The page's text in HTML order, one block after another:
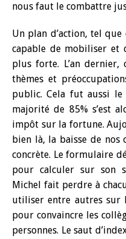
nous faut le combattre
Un plan d’action, tel que
capable de mobiliser et
plus forte. L’an dernier,
thèmes et
public. Cela fut aussi le
majorité de 85% s’est
impôt sur la fortune.
bien là, la baisse de
concrète. Le formulaire
pour calculer sur son
Michel fait perdre à
utiliser entre autres sur
pour convaincre les
personnes. Le saut